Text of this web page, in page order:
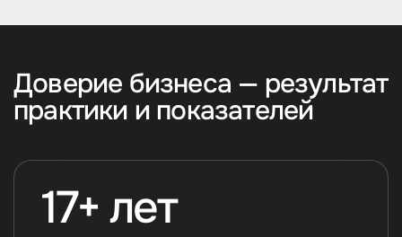
Доверие бизнеса — результат
практики и показателей
17+ лет